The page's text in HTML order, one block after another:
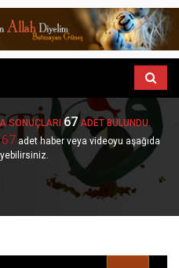
SONUÇLARI67ADET BULUNDU.
67adet haber veya videoyu aşağıda